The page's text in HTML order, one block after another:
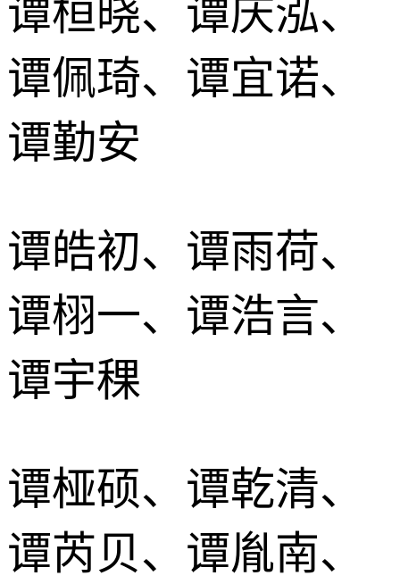
谭桓晓、谭庆泓、
谭佩琦、谭宜诺、
谭勤安
谭皓初、谭雨荷、
谭栩一、谭浩言、
谭宇稞
谭桠硕、谭乾清、
谭芮贝、谭胤南、